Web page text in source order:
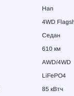
Han
4WD
Седан
610 км
AWD/4WD
LiFePO4
85 кВтч